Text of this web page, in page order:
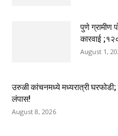
पुणे ग्रामीण
कारवाई
August 1,
उरुळी कांचनमध्ये मध्यरात्री
लंपास!
August 8, 2026